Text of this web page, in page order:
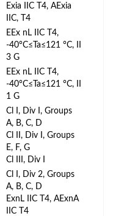
Exia IIC T4, AExia
IIC, T4
EEx nL IIC T4,
-40°C≤Ta≤121 °C, II
3 G
EEx nL IIC T4,
-40°C≤Ta≤121 °C, II
1 G
Cl I, Div I, Groups
A, B, C, D
Cl II, Div I, Groups
E, F, G
Cl III, Div I
Cl I, Div 2, Groups
A, B, C, D
ExnL IIC T4, AExnA
IIC T4